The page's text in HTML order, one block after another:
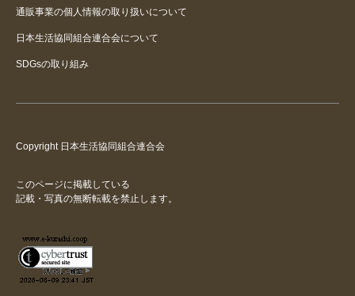
通販事業の個人情報の取り扱いについて
日本生活協同組合連合会について
SDGsの取り組み
Copyright 日本生活協同組合連合会
このページに掲載している
記載・写真の無断転載を禁止します。